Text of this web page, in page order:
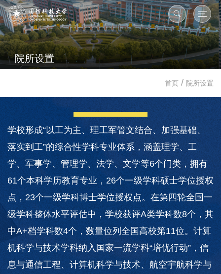
院所设置
首页 / 院所设置
学校形成“以工为主、理工军管文结合、加强基础、
落实到工”的综合性学科专业体系，涵盖理学、工
学、军事学、管理学、法学、文学等6个门类，拥有
61个本科学历教育专业，26个一级学科硕士学位授权
点，23个一级学科博士学位授权点。在第四轮全国一
级学科整体水平评估中，学校获评A类学科数8个，其
中A+档学科数4个，数量位列全国高校第11位。计算
机科学与技术学科纳入国家一流学科“培优行动”，信
息与通信工程、计算机科学与技术、航空宇航科学与